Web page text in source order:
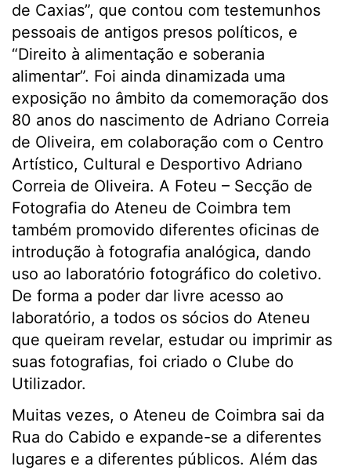
de Caxias”, que contou com testemunhos
pessoais de antigos presos políticos, e
“Direito à alimentação e soberania
alimentar”. Foi ainda dinamizada uma
exposição no âmbito da comemoração dos
80 anos do nascimento de Adriano Correia
de Oliveira, em colaboração com o Centro
Artístico, Cultural e Desportivo Adriano
Correia de Oliveira. A Foteu – Secção de
Fotografia do Ateneu de Coimbra tem
também promovido diferentes oficinas de
introdução à fotografia analógica, dando
uso ao laboratório fotográfico do coletivo.
De forma a poder dar livre acesso ao
laboratório, a todos os sócios do Ateneu
que queiram revelar, estudar ou imprimir as
suas fotografias, foi criado o Clube do
Utilizador.
Muitas vezes, o Ateneu de Coimbra sai da
Rua do Cabido e expande-se a diferentes
lugares e a diferentes públicos. Além das